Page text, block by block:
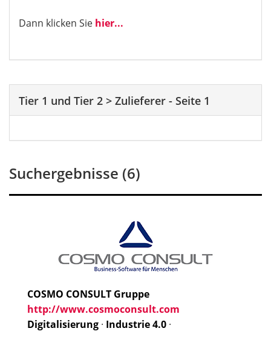
Dann klicken Sie hier...
Tier 1 und Tier 2 > Zulieferer - Seite 1
Suchergebnisse (6)
COSMO CONSULT Gruppe
http://www.cosmoconsult.com
Digitalisierung · Industrie 4.0 ·